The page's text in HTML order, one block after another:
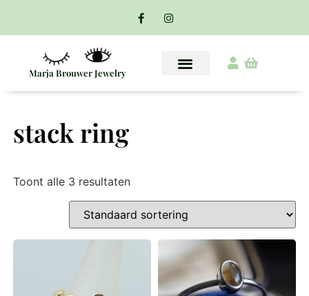
Marja Brouwer Jewelry
stack ring
Toont alle 3 resultaten